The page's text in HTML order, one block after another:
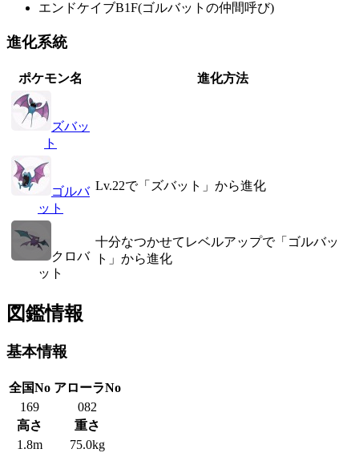
エンドケイブB1F(ゴルバットの仲間呼び)
進化系統
ポケモン名 進化方法
ズバッ
ト
ゴルバ
ット
Lv.22で「ズバット」から進化
クロバ
ット
十分なつかせてレベルアップで「ゴルバッ
ト」から進化
図鑑情報
基本情報
全国No アローラNo
169
082
高さ
重さ
1.8m
75.0kg